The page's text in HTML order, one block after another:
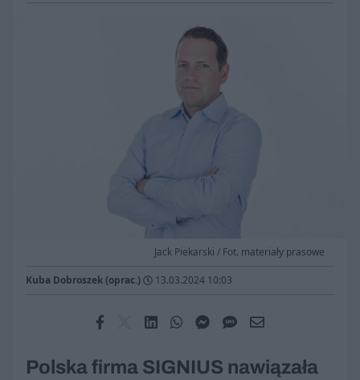
Jack Piekarski / Fot. materiały prasowe
Kuba Dobroszek (oprac.) 13.03.2024 10:03
Polska firma SIGNIUS nawiązała